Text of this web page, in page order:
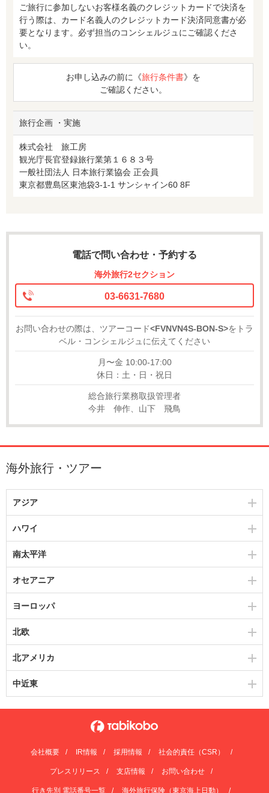
ご旅行に参加しないお客様名義のクレジットカードで決済を
行う際は、カード名義人のクレジットカード決済同意書が必
要となります。必ず担当のコンシェルジュにご確認くださ
い。
お申し込みの前に《旅行条件書》を
ご確認ください。
旅行企画 ・実施
株式会社 旅工房
観光庁長官登録旅行業第１６８３号
一般社団法人 日本旅行業協会 正会員
東京都豊島区東池袋3-1-1 サンシャイン60 8F
電話で問い合わせ・予約する
海外旅行2セクション
03-6631-7680
お問い合わせの際は、ツアーコード<FVNVN4S-BON-S>をトラ
ベル・コンシェルジュに伝えてください
月〜金 10:00-17:00
休日：土・日・祝日
総合旅行業務取扱管理者
今井 伸作、山下 飛鳥
海外旅行・ツアー
アジア
ハワイ
南太平洋
オセアニア
ヨーロッパ
北欧
北アメリカ
中近東
会社概要 IR情報 採用情報 社会的責任（CSR）
プレスリリース 支店情報 お問い合わせ
行き先別 電話番号一覧 海外旅行保険（東京海上日動）